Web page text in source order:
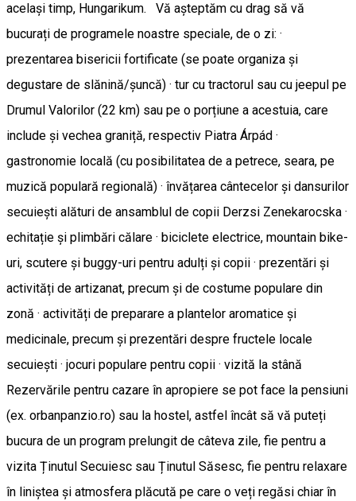
același timp, Hungarikum. Vă așteptăm cu drag să vă
bucurați de programele noastre speciale, de o zi: ·
prezentarea bisericii fortificate (se poate organiza și
degustare de slănină/șuncă) · tur cu tractorul sau cu jeepul pe
Drumul Valorilor (22 km) sau pe o porțiune a acestuia, care
include și vechea graniță, respectiv Piatra Árpád ·
gastronomie locală (cu posibilitatea de a petrece, seara, pe
muzică populară regională) · învățarea cântecelor și dansurilor
secuiești alături de ansamblul de copii Derzsi Zenekarocska ·
echitație și plimbări călare · biciclete electrice, mountain bike-
uri, scutere și buggy-uri pentru adulți și copii · prezentări și
activități de artizanat, precum și de costume populare din
zonă · activități de preparare a plantelor aromatice și
medicinale, precum și prezentări despre fructele locale
secuiești · jocuri populare pentru copii · vizită la stână
Rezervările pentru cazare în apropiere se pot face la pensiuni
(ex. orbanpanzio.ro) sau la hostel, astfel încât să vă puteți
bucura de un program prelungit de câteva zile, fie pentru a
vizita Ținutul Secuiesc sau Ținutul Săsesc, fie pentru relaxare
în liniștea și atmosfera plăcută pe care o veți regăsi chiar în